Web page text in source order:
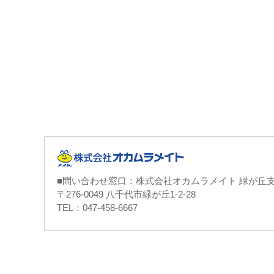
■問い合わせ窓口：株式会社オカムラメイト 緑が丘
〒276-0049 八千代市緑が丘1-2-28
TEL：047-458-6667